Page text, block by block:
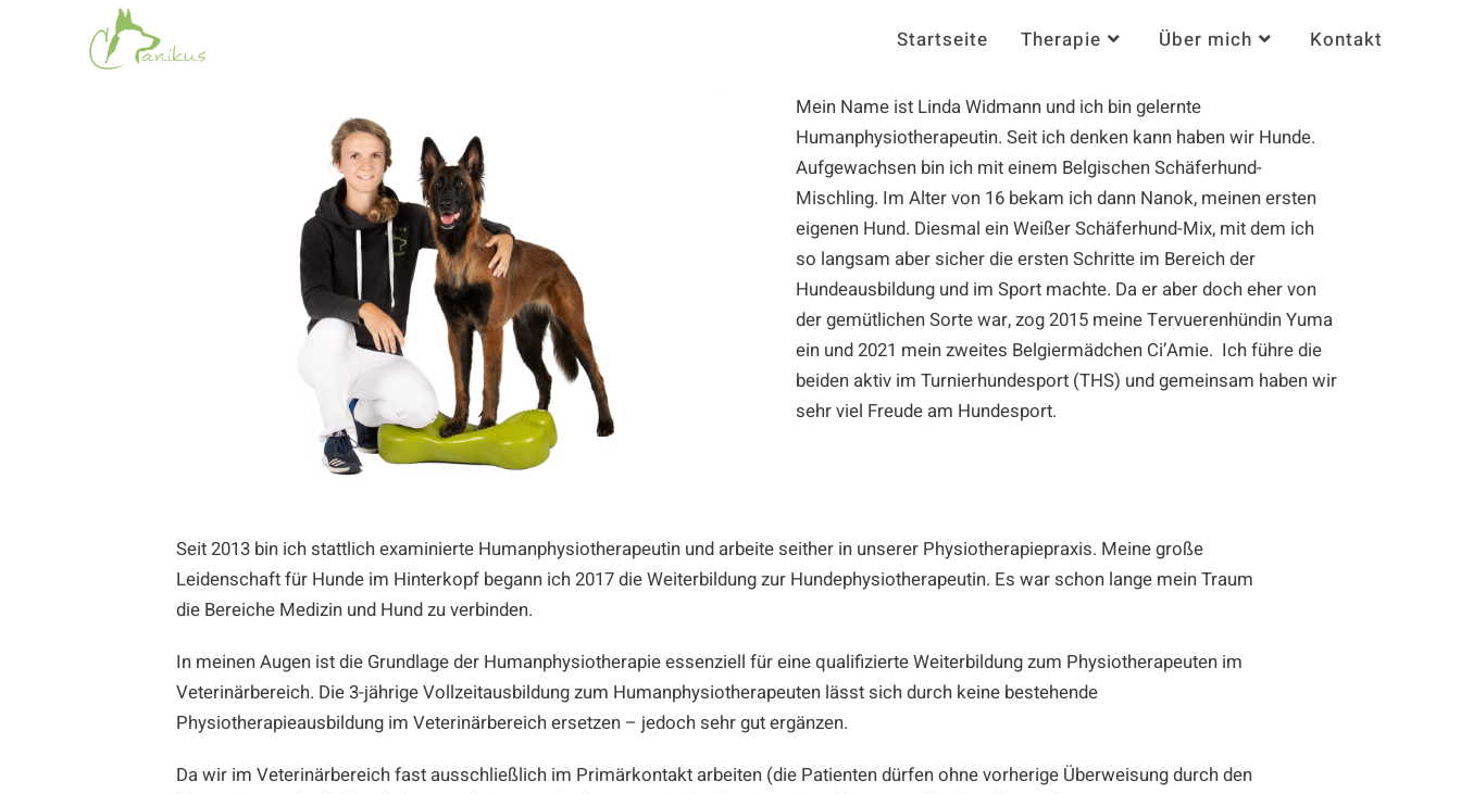
Startseite Therapie Über mich Kontakt
Mein Name ist Linda Widmann und ich bin gelernte
Humanphysiotherapeutin. Seit ich denken kann haben wir Hunde.
Aufgewachsen bin ich mit einem Belgischen Schäferhund-
Mischling. Im Alter von 16 bekam ich dann Nanok, meinen ersten
eigenen Hund. Diesmal ein Weißer Schäferhund-Mix, mit dem ich
so langsam aber sicher die ersten Schritte im Bereich der
Hundeausbildung und im Sport machte. Da er aber doch eher von
der gemütlichen Sorte war, zog 2015 meine Tervuerenhündin Yuma
ein und 2021 mein zweites Belgiermädchen Ci’Amie. Ich führe die
beiden aktiv im Turnierhundesport (THS) und gemeinsam haben wir
sehr viel Freude am Hundesport.
Seit 2013 bin ich stattlich examinierte Humanphysiotherapeutin und arbeite seither in unserer Physiotherapiepraxis. Meine große
Leidenschaft für Hunde im Hinterkopf begann ich 2017 die Weiterbildung zur Hundephysiotherapeutin. Es war schon lange mein Traum
die Bereiche Medizin und Hund zu verbinden.
In meinen Augen ist die Grundlage der Humanphysiotherapie essenziell für eine qualifizierte Weiterbildung zum Physiotherapeuten im
Veterinärbereich. Die 3-jährige Vollzeitausbildung zum Humanphysiotherapeuten lässt sich durch keine bestehende
Physiotherapieausbildung im Veterinärbereich ersetzen – jedoch sehr gut ergänzen.
Da wir im Veterinärbereich fast ausschließlich im Primärkontakt arbeiten (die Patienten dürfen ohne vorherige Überweisung durch den